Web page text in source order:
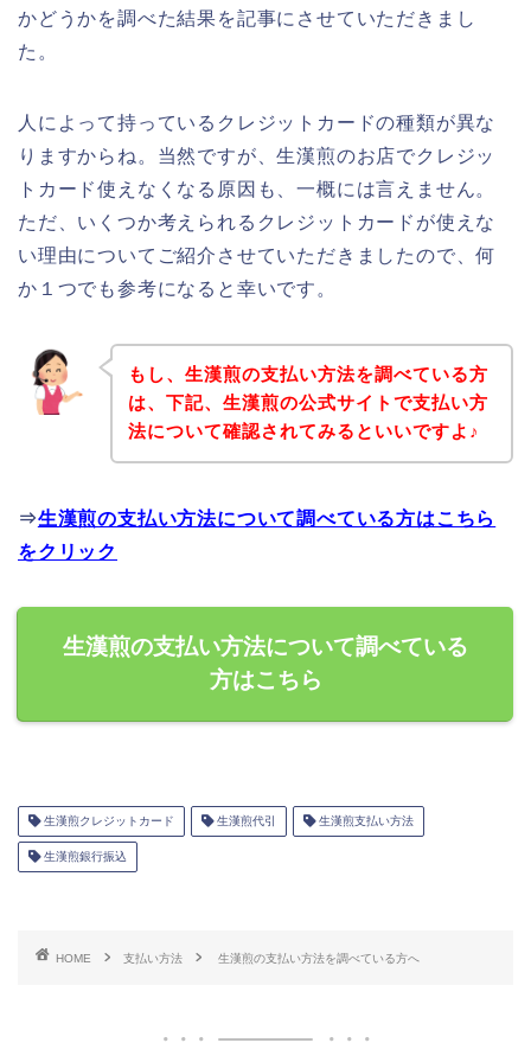
かどうかを調べた結果を記事にさせていただきまし
た。
人によって持っているクレジットカードの種類が異な
りますからね。当然ですが、生漢煎のお店でクレジッ
トカード使えなくなる原因も、一概には言えません。
ただ、いくつか考えられるクレジットカードが使えな
い理由についてご紹介させていただきましたので、何
か１つでも参考になると幸いです。
もし、生漢煎の支払い方法を調べている方
は、下記、生漢煎の公式サイトで支払い方
法について確認されてみるといいですよ♪
⇒生漢煎の支払い方法について調べている方はこちら
をクリック
生漢煎の支払い方法について調べている
方はこちら
生漢煎クレジットカード 生漢煎代引 生漢煎支払い方法
生漢煎銀行振込
HOME 支払い方法 生漢煎の支払い方法を調べている方へ